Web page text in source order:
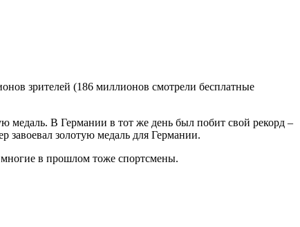
зрителей (186 миллионов смотрели бесплатные
медаль. В Германии в тот же день был побит свой рекорд –
завоевал золотую медаль для Германии.
в прошлом тоже спортсмены.